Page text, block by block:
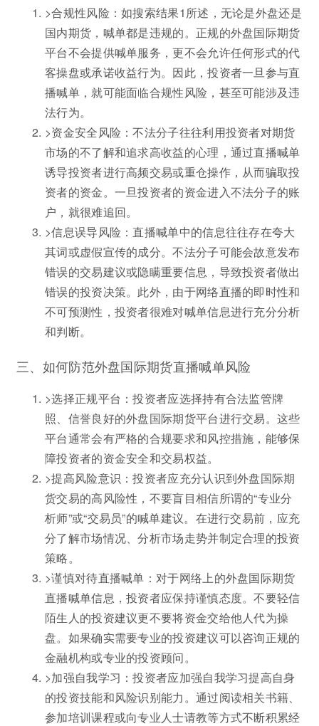
>合规性风险：如搜索结果1所述，无论是外盘还是
国内期货，喊单都是违规的。正规的外盘国际期货
平台不会提供喊单服务，更不会允许任何形式的代
客操盘或承诺收益行为。因此，投资者一旦参与直
播喊单，就可能面临合规性风险，甚至可能涉及违
法行为。
>资金安全风险：不法分子往往利用投资者对期货
市场的不了解和追求高收益的心理，通过直播喊单
诱导投资者进行高频交易或重仓操作，从而骗取投
资者的资金。一旦投资者的资金进入不法分子的账
户，就很难追回。
>信息误导风险：直播喊单中的信息往往存在夸大
其词或虚假宣传的成分。不法分子可能会故意发布
错误的交易建议或隐瞒重要信息，导致投资者做出
错误的投资决策。此外，由于网络直播的即时性和
不可预测性，投资者很难对喊单信息进行充分分析
和判断。
三、如何防范外盘国际期货直播喊单风险
>选择正规平台：投资者应选择持有合法监管牌
照、信誉良好的外盘国际期货平台进行交易。这些
平台通常会有严格的合规要求和风控措施，能够保
障投资者的资金安全和交易权益。
>提高风险意识：投资者应充分认识到外盘国际期
货交易的高风险性，不要盲目相信所谓的“专业分
析师”或“交易员”的喊单建议。在进行交易前，应充
分了解市场情况、分析市场走势并制定合理的投资
策略。
>谨慎对待直播喊单：对于网络上的外盘国际期货
直播喊单信息，投资者应保持谨慎态度。不要轻信
陌生人的投资建议更不要将资金交给他人代为操
盘。如果确实需要专业的投资建议可以咨询正规的
金融机构或专业的投资顾问。
>加强自我学习：投资者应加强自我学习提高自身
的投资技能和风险识别能力。通过阅读相关书籍、
参加培训课程或向专业人士请教等方式不断积累经